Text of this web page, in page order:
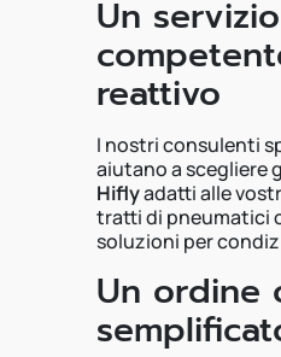
Un
reattivo
I nostri consulenti
aiutano a scegliere
Hiflyadatti alle
tratti di pneumatici
soluzioni per
Un ordine